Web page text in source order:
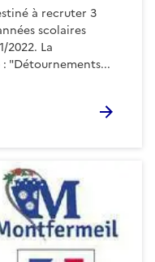
à recruter 3
scolaires
2022. La
"Détournements...